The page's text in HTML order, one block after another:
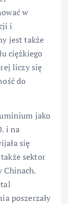
w
i
jest także
ciężkiego
liczy się
do
jako
i na
się
sektor
Chinach.
poszerzały